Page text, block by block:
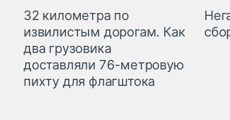
32 километра по
извилистым дорогам. Как
два грузовика
доставляли 76-метровую
пихту для флагштока